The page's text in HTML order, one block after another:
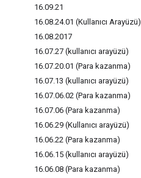
16.09.21
16.08.24.01 (Kullanıcı Arayüzü)
16.08.2017
16.07.27 (kullanıcı arayüzü)
16.07.20.01 (Para kazanma)
16.07.13 (kullanıcı arayüzü)
16.07.06.02 (Para kazanma)
16.07.06 (Para kazanma)
16.06.29 (Kullanıcı arayüzü)
16.06.22 (Para kazanma)
16.06.15 (kullanıcı arayüzü)
16.06.08 (Para kazanma)